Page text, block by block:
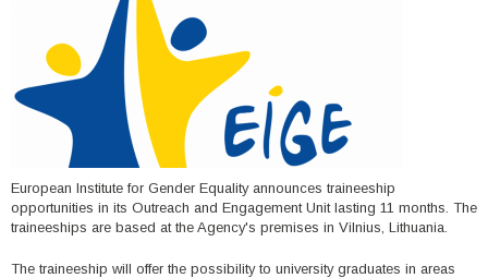
European Institute for Gender Equality announces traineeship
opportunities in its Outreach and Engagement Unit lasting 11 months. The
traineeships are based at the Agency's premises in Vilnius, Lithuania.
The traineeship will offer the possibility to university graduates in areas